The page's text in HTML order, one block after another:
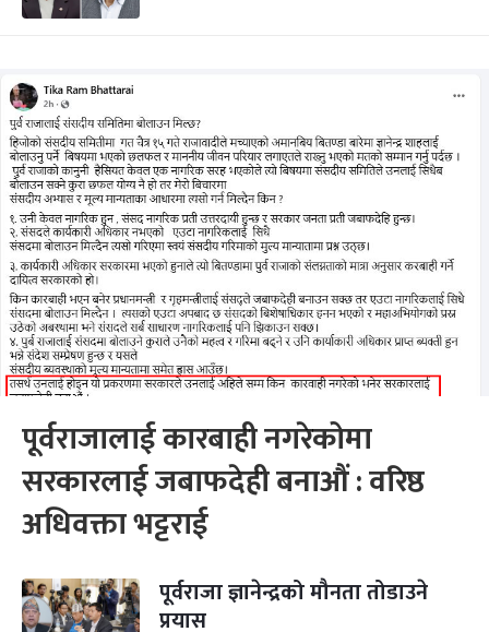
पूर्वराजालाई कारबाही नगरेकोमा
सरकारलाई जबाफदेही बनाऔं : वरिष्ठ
अधिवक्ता भट्टराई
पूर्वराजा ज्ञानेन्द्रको मौनता तोडाउने
प्रयास